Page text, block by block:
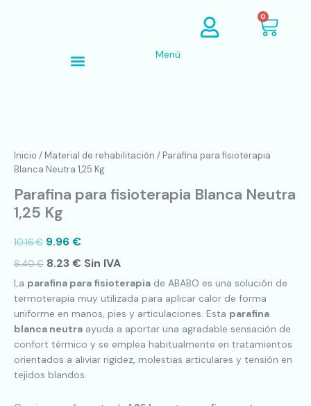
0
Cart
Menú
Inicio / Material de rehabilitación / Parafina para fisioterapia
Blanca Neutra 1,25 Kg
Parafina para fisioterapia Blanca Neutra
1,25 Kg
10.16€ 9.96€
8.40€ 8.23€ Sin IVA
La parafina para fisioterapia de ABABO es una solución de
termoterapia muy utilizada para aplicar calor de forma
uniforme en manos, pies y articulaciones. Esta parafina
blanca neutra ayuda a aportar una agradable sensación de
confort térmico y se emplea habitualmente en tratamientos
orientados a aliviar rigidez, molestias articulares y tensión en
tejidos blandos.
Blanca
Neutra
1,25
cantidad